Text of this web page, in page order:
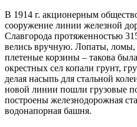
В 1914 г. акционерным
сооружение линии железной
Славгорода протяженностью
велись вручную. Лопаты, ломы,
плетеные корзины – такова
окрестных сел копали грунт,
делая насыпь для стальной
новой линии пошли грузовые
построены железнодорожная
водонапорная башня.